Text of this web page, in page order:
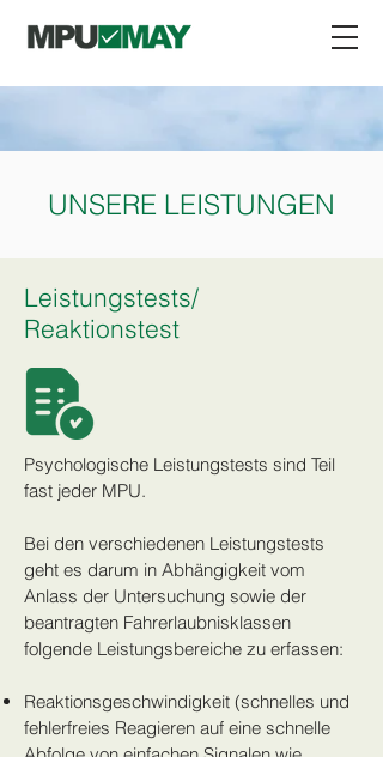
UNSERE LEISTUNGEN
Leistungstests/
Reaktionstest
Psychologische Leistungstests sind Teil
fast jeder MPU.
Bei den verschiedenen Leistungstests
geht es darum in Abhängigkeit vom
Anlass der Untersuchung sowie der
beantragten Fahrerlaubnisklassen
folgende Leistungsbereiche zu erfassen:
Reaktionsgeschwindigkeit (schnelles und
fehlerfreies Reagieren auf eine schnelle